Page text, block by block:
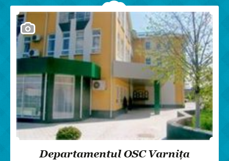
Departamentul OSC Varnița